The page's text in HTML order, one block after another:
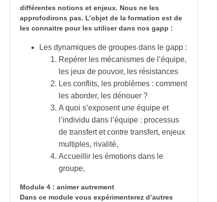
différentes notions et enjeux. Nous ne les
approfodirons pas. L’objet de la formation est de
les connaitre pour les utiliser dans nos gapp :
Les dynamiques de groupes dans le gapp :
Repérer les mécanismes de l’équipe,
les jeux de pouvoir, les résistances
Les conflits, les problèmes : comment
les aborder, les dénouer ?
A quoi s’exposent une équipe et
l’individu dans l’équipe : processus
de transfert et contre transfert, enjeux
multiples, rivalité,
Accueillir les émotions dans le
groupe,
Module 4 : animer autrement
Dans ce module vous expérimenterez d’autres